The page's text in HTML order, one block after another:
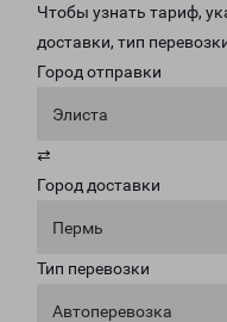
Чтобы узнать тариф,
доставки, тип
Город отправки
Элиста
⇄
Город доставки
Пермь
Тип перевозки
Автоперевозка